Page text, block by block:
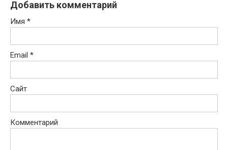
Добавить комментарий
Имя *
Email *
Сайт
Комментарий